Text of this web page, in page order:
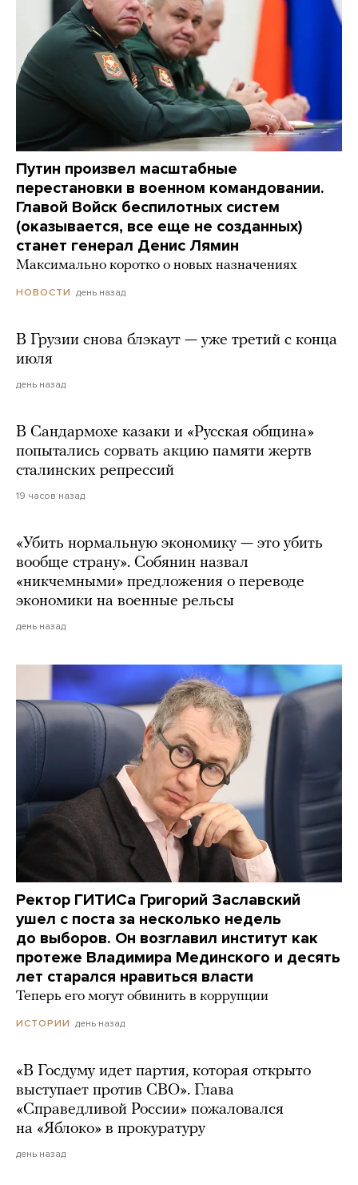
Путин произвел масштабные
перестановки в военном командовании.
Главой Войск беспилотных систем
(оказывается, все еще не созданных)
станет генерал Денис Лямин
Максимально коротко о новых назначениях
НОВОСТИ день назад
В Грузии снова блэкаут — уже третий с конца
июля
день назад
В Сандармохе казаки и «Русская община»
попытались сорвать акцию памяти жертв
сталинских репрессий
19 часов назад
«Убить нормальную экономику — это убить
вообще страну». Собянин назвал
«никчемными» предложения о переводе
экономики на военные рельсы
день назад
Ректор ГИТИСа Григорий Заславский
ушел с поста за несколько недель
до выборов. Он возглавил институт как
протеже Владимира Мединского и десять
лет старался нравиться власти
Теперь его могут обвинить в коррупции
ИСТОРИИ день назад
«В Госдуму идет партия, которая открыто
выступает против СВО». Глава
«Справедливой России» пожаловался
на «Яблоко» в прокуратуру
день назад